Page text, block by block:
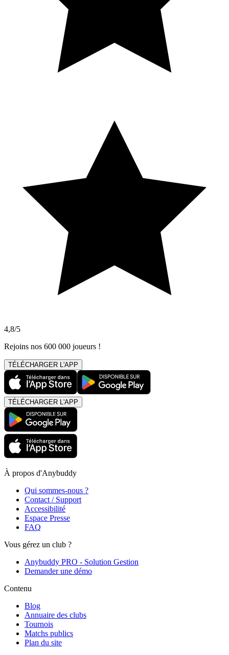
4,8/5
Rejoins nos 600 000 joueurs !
TÉLÉCHARGER L'APP
TÉLÉCHARGER L'APP
À propos d'Anybuddy
Qui sommes-nous ?
Contact / Support
Accessibilité
Espace Presse
FAQ
Vous gérez un club ?
Anybuddy PRO - Solution Gestion
Demander une démo
Contenu
Blog
Annuaire des clubs
Tournois
Matchs publics
Plan du site